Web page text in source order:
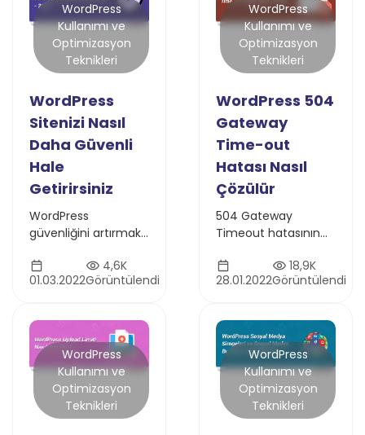
WordPress
Kullanımı ve
Optimizasyon
Teknikleri
WordPress
Sitenizi Nasıl
Daha Güvenli
Hale
Getirirsiniz
WordPress
güvenliğini artırmak
uygulayabileceğiniz
pratik ipuçlarını
saldırılara karşı
güçlendirin
01.03.2022
4,6K
Görüntülendi
WordPress
Kullanımı ve
Optimizasyon
Teknikleri
WordPress 504
Gateway
Time-out
Hatası Nasıl
Çözülür
504 Gateway
Timeout hatasının
edin. Sunucu zaman
aşımını teşhis etme
bu rehberde öğrenin
28.01.2022
18,9K
Görüntülendi
WordPress
Kullanımı ve
Optimizasyon
Teknikleri
WordPress
Kullanımı ve
Optimizasyon
Teknikleri